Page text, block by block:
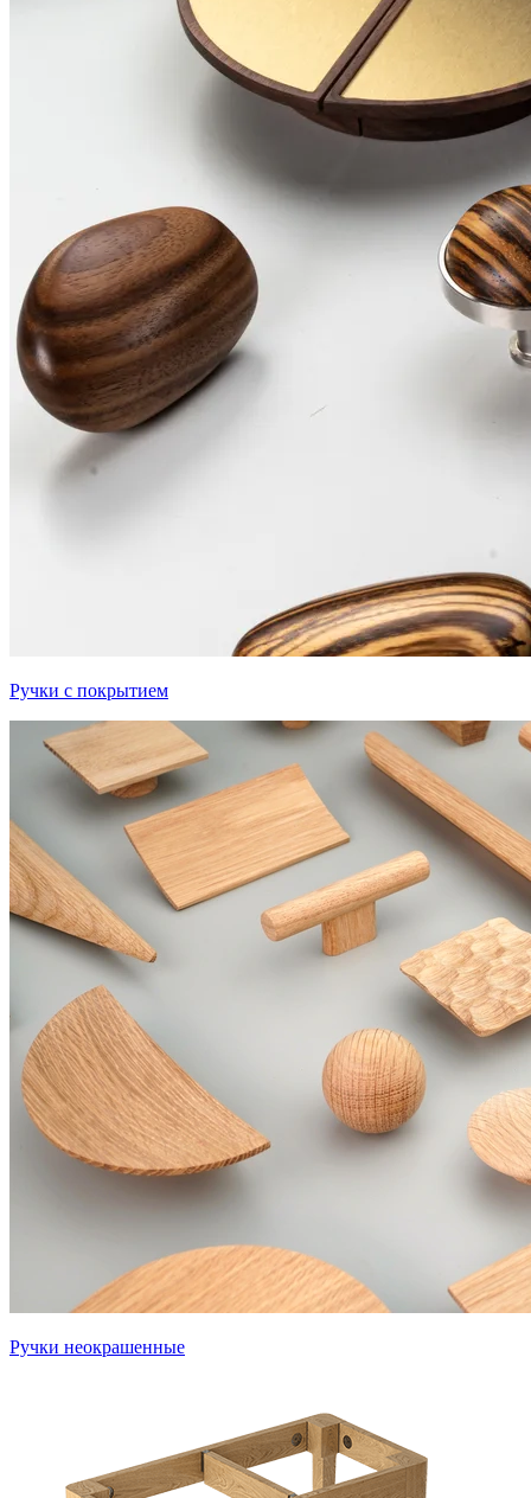
Ручки с покрытием
Ручки неокрашенные